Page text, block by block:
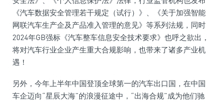
《汽车数据安全管理若干规定（试行）》、《关于加强智能
网联汽车生产企及产品准入管理的意见》等系列法规，同时
2024年GB强标《汽车整车信息安全技术要求》也呼之欲出，
将对汽车行业企业产生重大合规影响，也带来了诸多产业机
遇！
另外，今年上半年中国登顶全球第一的汽车出口国，在中国
车企迈向“星辰大海”的浪漫征途中，“出海合规”成为他们驰